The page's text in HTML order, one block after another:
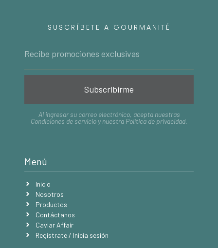
SUSCRÍBETE A GOURMANITÉ
Subscribirme
Al ingresar su correo electrónico, acepta nuestras
Condiciones de servicio y nuestra Política de privacidad.
Menú
Inicio
Nosotros
Productos
Contáctanos
Caviar Affair
Regístrate / Inicia sesión